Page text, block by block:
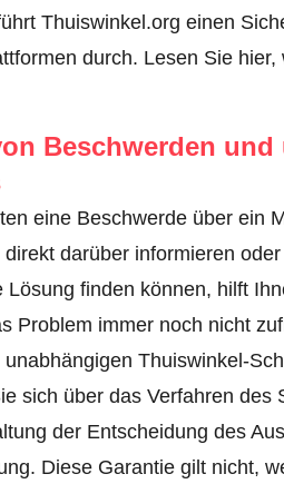
Thuiswinkel.org einen
durch. Lesen Sie
Beschwerden und
eine Beschwerde über ein
darüber informieren oder
finden können, hilft
Problem immer noch nicht
Thuiswinkel-
sich über das Verfahren des
der Entscheidung des
Diese Garantie gilt nicht,